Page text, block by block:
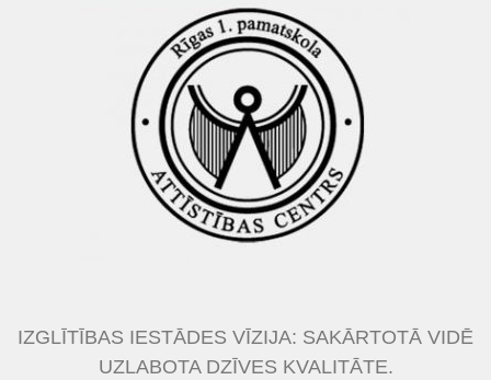
IZGLĪTĪBAS IESTĀDES VĪZIJA: SAKĀRTOTĀ VIDĒ
UZLABOTA DZĪVES KVALITĀTE.